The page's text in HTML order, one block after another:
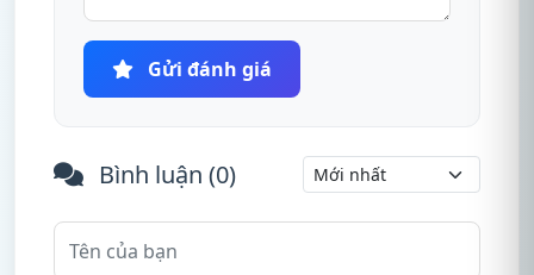
Gửi đánh giá
Bình luận (0)